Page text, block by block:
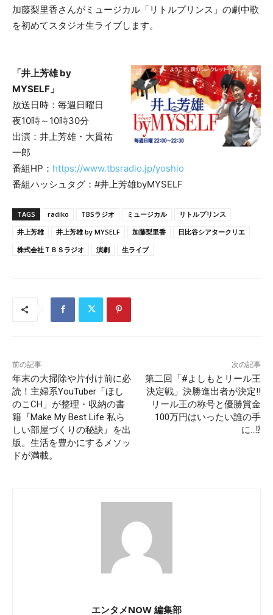
加藤梨里香さんがミュージカル「リトルプリンス」の劇中歌
を初めてスタジオ生ライブします。
「井上芳雄 by
MYSELF」
放送日時：毎週日曜日
夜10時～10時30分
出演：井上芳雄・大貫祐
一郎
番組HP： https://www.tbsradio.jp/yoshio
番組ハッシュタグ：#井上芳雄byMYSELF
TAGS radiko TBSラジオ ミュージカル
リトルプリンス
井上芳雄
井上芳雄 by MYSELF 加藤梨里香
日比谷シアタークリエ
株式会社ＴＢＳラジオ
演劇 生ライブ
前の記事
年末の大掃除や片付け前に必
読！主婦系YouTuber「ほし
のこCH」が整理・収納の書
籍『Make My Best Life 私ら
しい部屋づくりの秘訣』を出
版。生活を豊かにするメソッ
ドが満載。
次の記事
第二回「#よしもとリール王
決定戦」決勝進出者が決定!!
リール王の称号と優勝賞金
100万円はいったい誰の手
に…⁉
エンタメNOW 編集部